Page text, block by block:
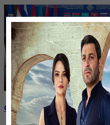
Саммит ОДКБ: под вопросом